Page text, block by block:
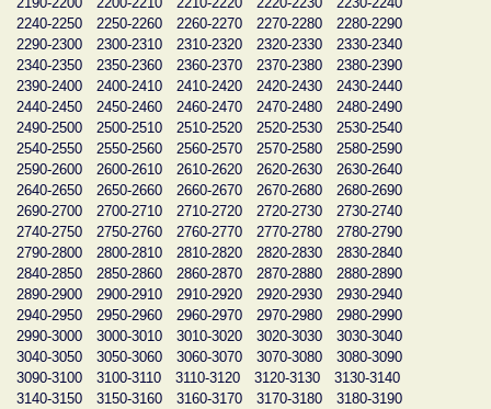
2240-2250
2250-2260 2260-2270 2270-2280
2280-2290
2290-2300
2300-2310 2310-2320 2320-2330
2330-2340
2340-2350
2350-2360 2360-2370 2370-2380
2380-2390
2390-2400
2400-2410 2410-2420 2420-2430
2430-2440
2440-2450
2450-2460 2460-2470 2470-2480
2480-2490
2490-2500
2500-2510 2510-2520 2520-2530
2530-2540
2540-2550
2550-2560 2560-2570 2570-2580
2580-2590
2590-2600
2600-2610 2610-2620 2620-2630
2630-2640
2640-2650
2650-2660 2660-2670 2670-2680
2680-2690
2690-2700
2700-2710 2710-2720 2720-2730
2730-2740
2740-2750
2750-2760 2760-2770 2770-2780
2780-2790
2790-2800
2800-2810 2810-2820 2820-2830
2830-2840
2840-2850
2850-2860 2860-2870 2870-2880
2880-2890
2890-2900
2900-2910 2910-2920 2920-2930
2930-2940
2940-2950
2950-2960 2960-2970 2970-2980
2980-2990
2990-3000
3000-3010 3010-3020 3020-3030
3030-3040
3040-3050
3050-3060 3060-3070 3070-3080
3080-3090
3090-3100
3100-3110 3110-3120 3120-3130
3130-3140
3140-3150
3150-3160 3160-3170 3170-3180
3180-3190